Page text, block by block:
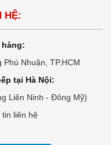
HỆ:
Nhuận, TP.HCM
tại Hà Nội:
Liên Ninh - Đông Mỹ)
tin liên hệ